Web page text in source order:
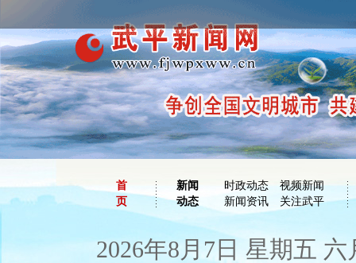
首
页
新闻 时政动态
视频新闻
动态
新闻资讯 关注武平
2026年8月7日 星期五